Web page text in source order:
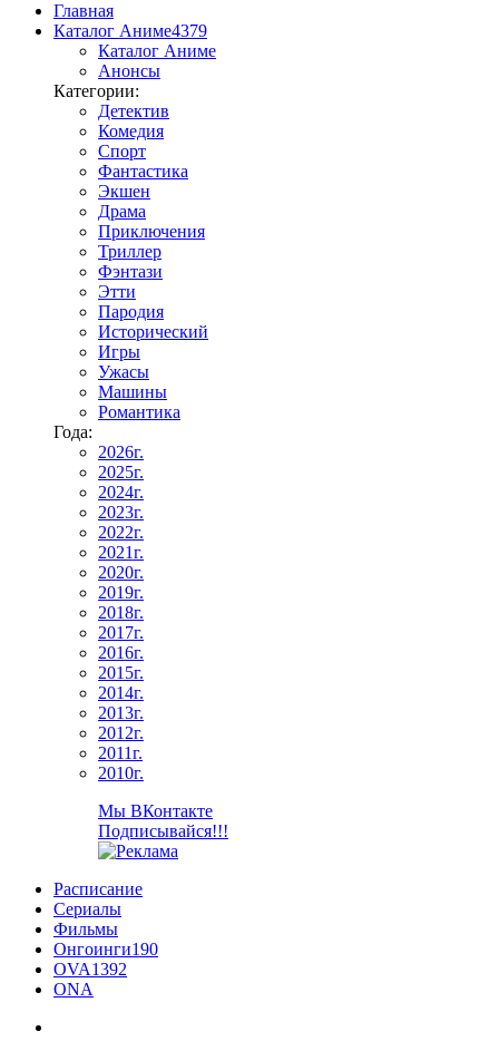
Главная
Каталог Аниме4379
Каталог Аниме
Анонсы
Категории:
Детектив
Комедия
Спорт
Фантастика
Экшен
Драма
Приключения
Триллер
Фэнтази
Этти
Пародия
Исторический
Игры
Ужасы
Машины
Романтика
Года:
2026г.
2025г.
2024г.
2023г.
2022г.
2021г.
2020г.
2019г.
2018г.
2017г.
2016г.
2015г.
2014г.
2013г.
2012г.
2011г.
2010г.
Мы ВКонтакте
Подписывайся!!!
Расписание
Сериалы
Фильмы
Онгоинги190
OVA1392
ONA